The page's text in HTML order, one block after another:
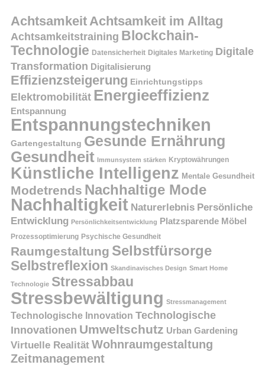
AchtsamkeitAchtsamkeit im Alltag
Achtsamkeitstraining Blockchain-
Technologie Datensicherheit Digitales Marketing Digitale
Transformation Digitalisierung
Effizienzsteigerung Einrichtungstipps
Elektromobilität Energieeffizienz
Entspannung
Entspannungstechniken
Gartengestaltung Gesunde Ernährung
Gesundheit Immunsystem stärken Kryptowährungen
Künstliche Intelligenz Mentale Gesundheit
Modetrends Nachhaltige Mode
Nachhaltigkeit Naturerlebnis Persönliche
Entwicklung Persönlichkeitsentwicklung Platzsparende Möbel
Prozessoptimierung Psychische Gesundheit
Raumgestaltung Selbstfürsorge
Selbstreflexion Skandinavisches Design Smart Home
Technologie Stressabbau
Stressbewältigung Stressmanagement
Technologische Innovation Technologische
Innovationen Umweltschutz Urban Gardening
Virtuelle Realität Wohnraumgestaltung
Zeitmanagement